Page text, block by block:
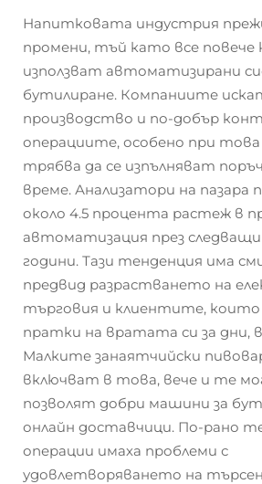
Напитковата индустрия
промени, тъй като все повече
използват автоматизирани
бутилиране. Компаниите
производство и по-добър
операциите, особено при това
трябва да се изпълняват
време. Анализатори на пазара
около 4.5 процента растеж в
автоматизация през
години. Тази тенденция има
предвид разрастването на
търговия и клиентите,
пратки на вратата си за дни,
Малките занаятчийски
включват в това, вече и те
позволят добри машини за
онлайн доставчици. По-рано
операции имаха проблеми с
удовлетворяването на